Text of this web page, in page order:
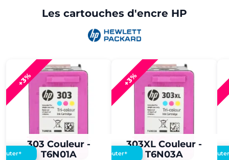
Les cartouches d'encre HP
+3%
303 Couleur -
T6N01A
3,60 €3,50 €
+
+3%
303XL Couleur -
T6N03A
3,60 €3,50 €
Ajouter+